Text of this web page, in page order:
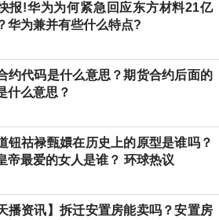
报!华为为何紧急回应东方材料21亿
华为兼并有些什么特点?
约代码是什么意思？期货合约后面的
什么意思？
钮祜禄甄嬛在历史上的原型是谁吗？
帝最爱的女人是谁？ 环球热议
播资讯】拆迁安置房能卖吗？安置房